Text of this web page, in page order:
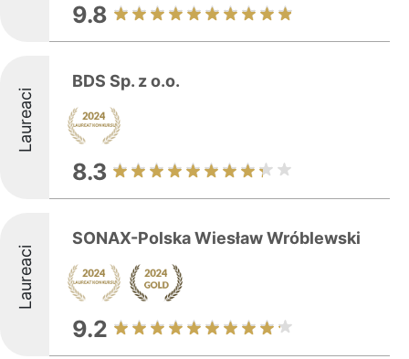
9.8
Laureaci
BDS Sp. z o.o.
8.3
Laureaci
SONAX-Polska Wiesław Wróblewski
9.2